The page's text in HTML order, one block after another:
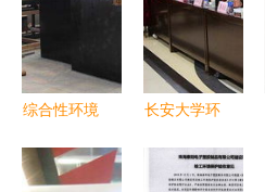
综合性环境
案在污水处
长安大学环
届环境治理